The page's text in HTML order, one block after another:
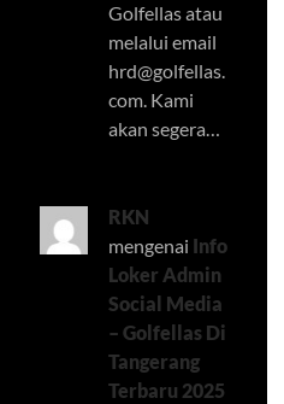
Golfellas atau
melalui email
hrd@golfellas.
com. Kami
akan segera…
RKN
mengenai Info
Loker Admin
Social Media
– Golfellas Di
Tangerang
Terbaru 2025